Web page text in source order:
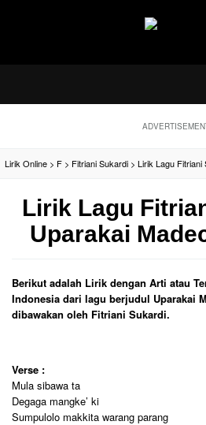
Lirik Online > F > Fitriani Sukardi > Lirik Lagu Fitriani
Lirik Lagu
Uparakai
Berikut adalah Lirik dengan Arti atau
Indonesia dari lagu berjudul Uparakai
dibawakan oleh Fitriani Sukardi.
Verse :
Mula sibawa ta
Degaga mangke’ ki
Sumpulolo makkita warang parang